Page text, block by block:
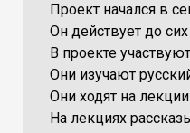
Проект начался в
Он действует до
В проекте
Они изучают
Они ходят на
На лекциях